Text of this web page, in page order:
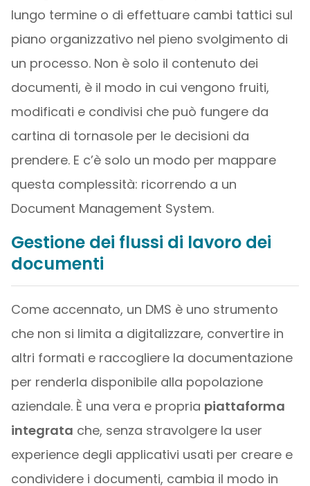
lungo termine o di effettuare cambi tattici sul
piano organizzativo nel pieno svolgimento di
un processo. Non è solo il contenuto dei
documenti, è il modo in cui vengono fruiti,
modificati e condivisi che può fungere da
cartina di tornasole per le decisioni da
prendere. E c’è solo un modo per mappare
questa complessità: ricorrendo a un
Document Management System.
Gestione dei flussi di lavoro dei
documenti
Come accennato, un DMS è uno strumento
che non si limita a digitalizzare, convertire in
altri formati e raccogliere la documentazione
per renderla disponibile alla popolazione
aziendale. È una vera e propria piattaforma
integrata che, senza stravolgere la user
experience degli applicativi usati per creare e
condividere i documenti, cambia il modo in